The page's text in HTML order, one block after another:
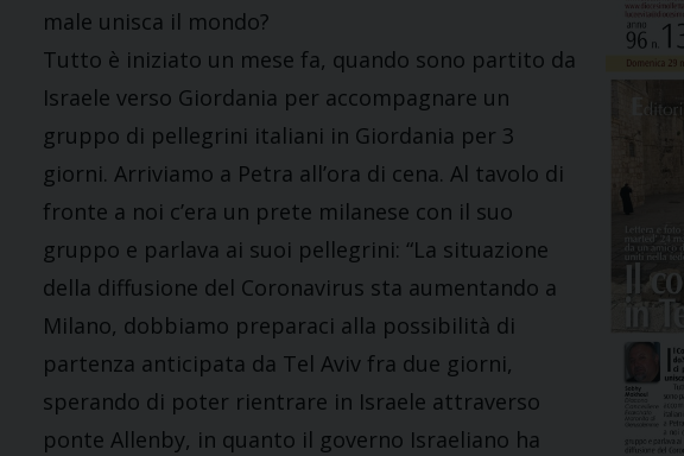
male unisca il mondo?
Tutto è iniziato un mese fa, quando sono partito da
Israele verso Giordania per accompagnare un
gruppo di pellegrini italiani in Giordania per 3
giorni. Arriviamo a Petra all’ora di cena. Al tavolo di
fronte a noi c’era un prete milanese con il suo
gruppo e parlava ai suoi pellegrini: “La situazione
della diffusione del Coronavirus sta aumentando a
Milano, dobbiamo preparaci alla possibilità di
partenza anticipata da Tel Aviv fra due giorni,
sperando di poter rientrare in Israele attraverso
ponte Allenby, in quanto il governo Israeliano ha